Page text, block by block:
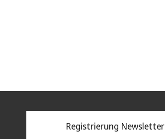
Registrierung Newsletter